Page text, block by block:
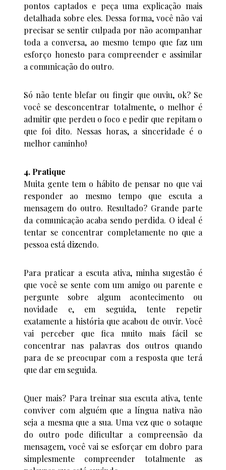
pontos captados e peça uma explicação mais
detalhada sobre eles. Dessa forma, você não vai
precisar se sentir culpada por não acompanhar
toda a conversa, ao mesmo tempo que faz um
esforço honesto para compreender e assimilar
a comunicação do outro.
Só não tente blefar ou fingir que ouviu, ok? Se
você se desconcentrar totalmente, o melhor é
admitir que perdeu o foco e pedir que repitam o
que foi dito. Nessas horas, a sinceridade é o
melhor caminho!
4. Pratique
Muita gente tem o hábito de pensar no que vai
responder ao mesmo tempo que escuta a
mensagem do outro. Resultado? Grande parte
da comunicação acaba sendo perdida. O ideal é
tentar se concentrar completamente no que a
pessoa está dizendo.
Para praticar a escuta ativa, minha sugestão é
que você se sente com um amigo ou parente e
pergunte sobre algum acontecimento ou
novidade e, em seguida, tente repetir
exatamente a história que acabou de ouvir. Você
vai perceber que fica muito mais fácil se
concentrar nas palavras dos outros quando
para de se preocupar com a resposta que terá
que dar em seguida.
Quer mais? Para treinar sua escuta ativa, tente
conviver com alguém que a língua nativa não
seja a mesma que a sua. Uma vez que o sotaque
do outro pode dificultar a compreensão da
mensagem, você vai se esforçar em dobro para
simplesmente compreender totalmente as